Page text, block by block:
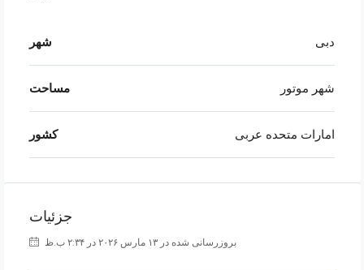
شهر دبی
مساحت شهر موتور
کشور امارات متحده عربی
جزئیات
بروزرسانی شده در ۱۳ مارس ۲۰۲۶ در ۲:۳۴ ب.ظ